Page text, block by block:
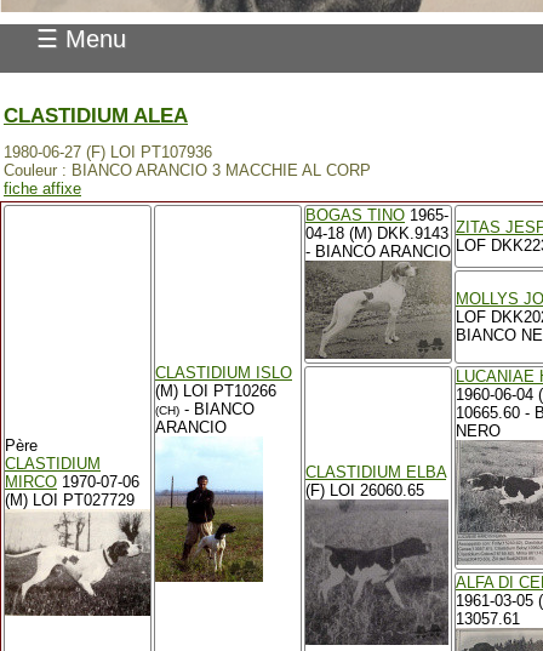
☰ Menu
CLASTIDIUM ALEA
1980-06-27 (F) LOI PT107936
Couleur : BIANCO ARANCIO 3 MACCHIE AL CORP
fiche affixe
Père
CLASTIDIUM
MIRCO 1970-07-06
(M) LOI PT027729
CLASTIDIUM ISLO
(M) LOI PT10266
(CH) - BIANCO
ARANCIO
BOGAS TINO 1965-
04-18 (M) DKK.9143
- BIANCO ARANCIO
ZITAS
LOF
MOLLYS
LOF
BIANCO
CLASTIDIUM ELBA
(F) LOI 26060.65
LUCANIAE
1960-06-04
10665.60 -
NERO
ALFA DI
1961-03-05
13057.61